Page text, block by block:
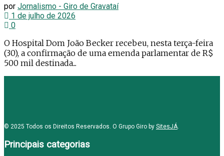
por Jornalismo - Giro de Gravataí
1 de julho de 2026
0
O Hospital Dom João Becker recebeu, nesta terça-feira
(30), a confirmação de uma emenda parlamentar de R$
500 mil destinada...
© 2025 Todos os Direitos Reservados. O Grupo Giro by SitesJÁ
Principais categorias